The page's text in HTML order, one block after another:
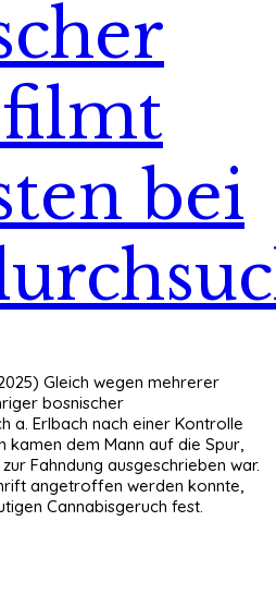
bei
Gleich wegen mehrerer
bosnischer
a. Erlbach nach einer Kontrolle
dem Mann auf die Spur,
Fahndung ausgeschrieben war.
angetroffen werden konnte,
Cannabisgeruch fest.